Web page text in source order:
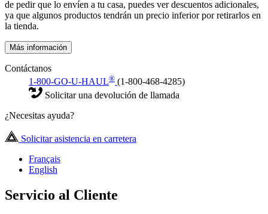
de pedir que lo envíen a tu casa, puedes ver descuentos adicionales,
ya que algunos productos tendrán un precio inferior por retirarlos en
la tienda.
Más información
Contáctanos
1-800-GO-U-HAUL® (1-800-468-4285)
Solicitar una devolución de llamada
¿Necesitas ayuda?
Solicitar asistencia en carretera
Français
English
Servicio al Cliente